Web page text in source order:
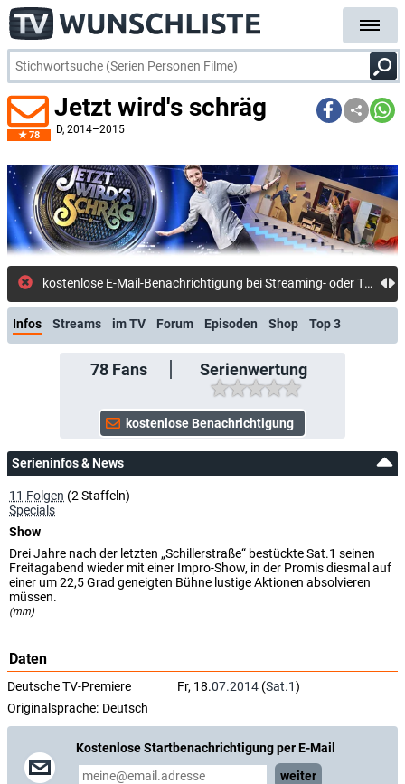
78
Jetzt wird's schräg
D, 2014–2015
kostenlose E-Mail-Benachrichtigung bei Streaming- oder TV-Start
Infos Streams im TV Forum Episoden Shop Top 3
78Fans Serienwertung
Serieninfos & News
11 Folgen (2 Staffeln)
Specials
Show
Drei Jahre nach der letzten „Schillerstraße“ bestückte Sat.1 seinen
Freitagabend wieder mit einer Impro-Show, in der Promis diesmal auf
einer um 22,5 Grad geneigten Bühne lustige Aktionen absolvieren
müssen.
(mm)
Daten
Deutsche TV-Premiere Fr, 18.07.2014 (Sat.1)
Originalsprache: Deutsch
Kostenlose Startbenachrichtigung per E-Mail
weiter